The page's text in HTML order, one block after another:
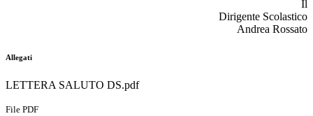
Il
Dirigente Scolastico
Andrea Rossato
Allegati
LETTERA SALUTO DS.pdf
File PDF